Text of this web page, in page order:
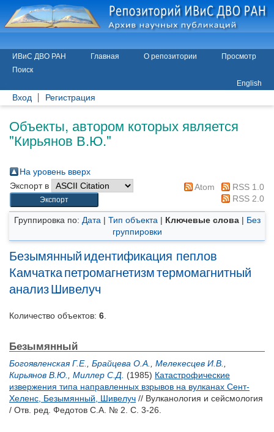
ИВиС ДВО РАН Главная О репозитории
Просмотр
Поиск
English
Вход Регистрация
Объекты, автором которых является
"Кирьянов В.Ю."
На уровень вверх
Экспорт в
Atom
RSS 1.0
RSS 2.0
Группировка по: Дата | Тип объекта | Ключевые слова| Без
группировки
Безымянный идентификация пеплов
Камчаткапетромагнетизмтермомагнитный
анализШивелуч
Количество объектов: 6
Безымянный
Богоявленская Г.Е. Брайцева О.А. Мелекесцев И.В.
Кирьянов В.Ю.
Миллер С.Д. (1985) Катастрофические
извержения типа направленных взрывов на вулканах Сент-
Хеленс, Безымянный, Шивелуч // Вулканология и сейсмология
/ Отв. ред. Федотов С.А. № 2. С. 3-26.